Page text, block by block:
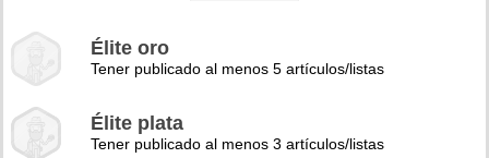
Élite oro
Tener publicado al menos 5 artículos/listas
Élite plata
Tener publicado al menos 3 artículos/listas